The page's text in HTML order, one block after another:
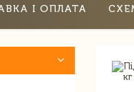
І ОПЛАТА